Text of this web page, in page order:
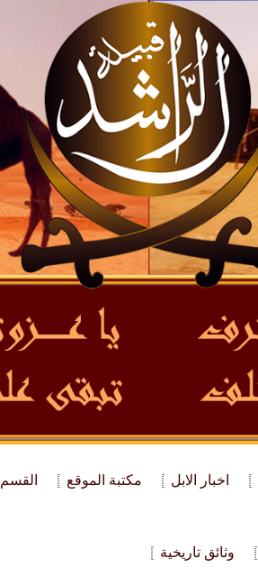
اخبار الابل مكتبة الموقع
وثائق تاريخية